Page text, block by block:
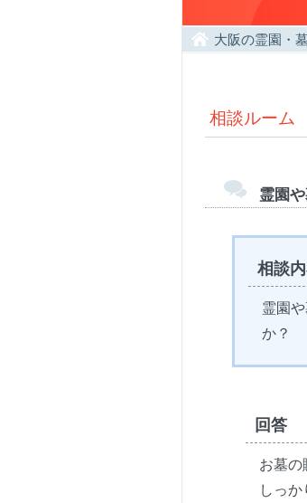
大阪の霊園・
相談ルーム
霊園
相談
霊園
か？
回答
お墓の
しっか